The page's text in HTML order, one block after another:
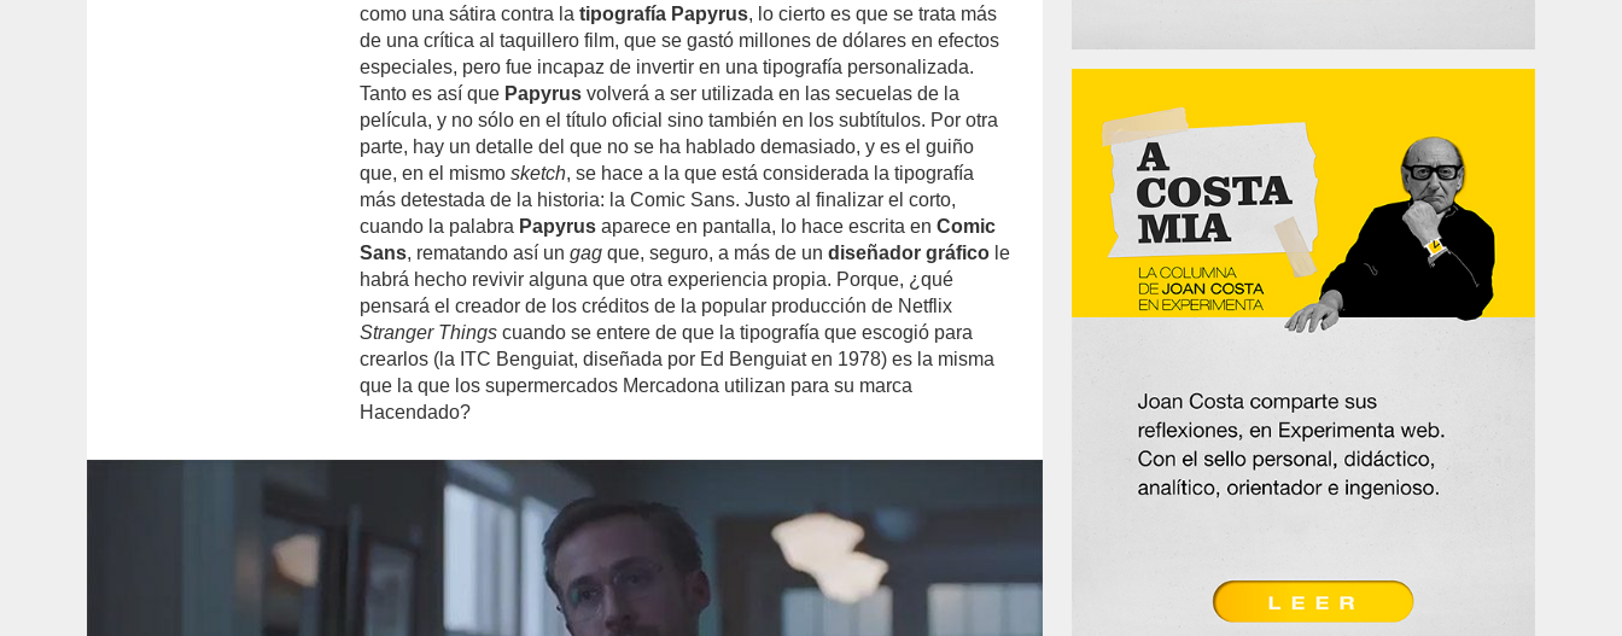
como una sátira contra latipografía Papyrus, lo cierto es que se trata más
de una crítica al taquillero film, que se gastó millones de dólares en efectos
especiales, pero fue incapaz de invertir en una tipografía personalizada.
Tanto es así que Papyrus volverá a ser utilizada en las secuelas de la
película, y no sólo en el título oficial sino también en los subtítulos. Por otra
parte, hay un detalle del que no se ha hablado demasiado, y es el guiño
que, en el mismosketch, se hace a la que está considerada la tipografía
más detestada de la historia: la Comic Sans. Justo al finalizar el corto,
cuando la palabra Papyrus aparece en pantalla, lo hace escrita enComic
Sans, rematando así ungag que, seguro, a más de un diseñador gráfico le
habrá hecho revivir alguna que otra experiencia propia. Porque, ¿qué
pensará el creador de los créditos de la popular producción de Netflix
Stranger Things cuando se entere de que la tipografía que escogió para
crearlos (la ITC Benguiat, diseñada por Ed Benguiat en 1978) es la misma
que la que los supermercados Mercadona utilizan para su marca
Hacendado?